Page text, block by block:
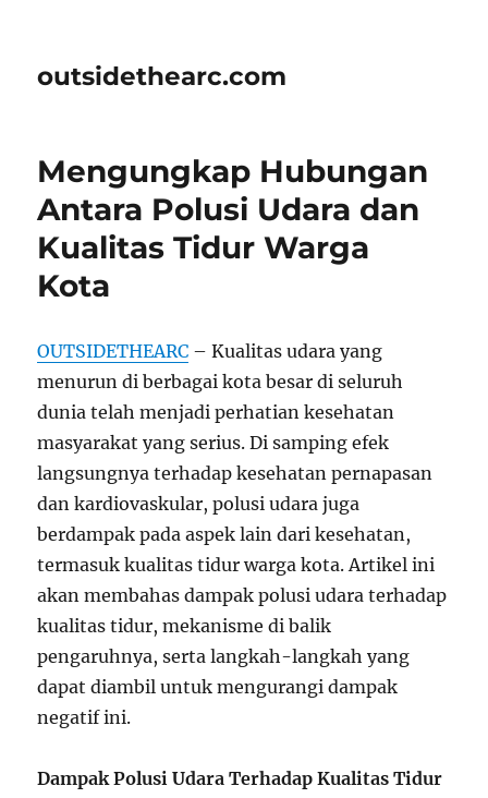
outsidethearc.com
Mengungkap Hubungan
Antara Polusi Udara dan
Kualitas Tidur Warga
Kota
OUTSIDETHEARC – Kualitas udara yang
menurun di berbagai kota besar di seluruh
dunia telah menjadi perhatian kesehatan
masyarakat yang serius. Di samping efek
langsungnya terhadap kesehatan pernapasan
dan kardiovaskular, polusi udara juga
berdampak pada aspek lain dari kesehatan,
termasuk kualitas tidur warga kota. Artikel ini
akan membahas dampak polusi udara terhadap
kualitas tidur, mekanisme di balik
pengaruhnya, serta langkah-langkah yang
dapat diambil untuk mengurangi dampak
negatif ini.
Dampak Polusi Udara Terhadap Kualitas Tidur